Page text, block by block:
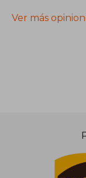
Ver más